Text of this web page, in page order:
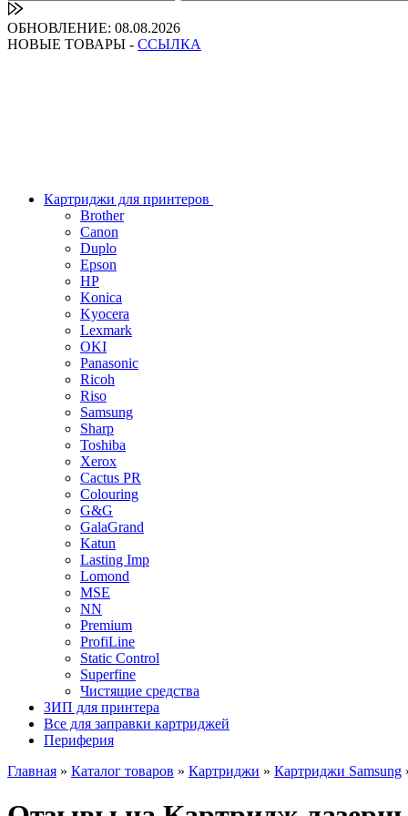
ОБНОВЛЕНИЕ: 08.08.2026
НОВЫЕ ТОВАРЫ - ССЫЛКА
Картриджи для принтеров
Brother
Canon
Duplo
Epson
HP
Konica
Kyocera
Lexmark
OKI
Panasonic
Ricoh
Riso
Samsung
Sharp
Toshiba
Xerox
Cactus PR
Colouring
G&G
GalaGrand
Katun
Lasting Imp
Lomond
MSE
NN
Premium
ProfiLine
Static Control
Superfine
Чистящие средства
ЗИП для принтера
Все для заправки картриджей
Периферия
Главная » Каталог товаров » Картриджи » Картриджи Samsung